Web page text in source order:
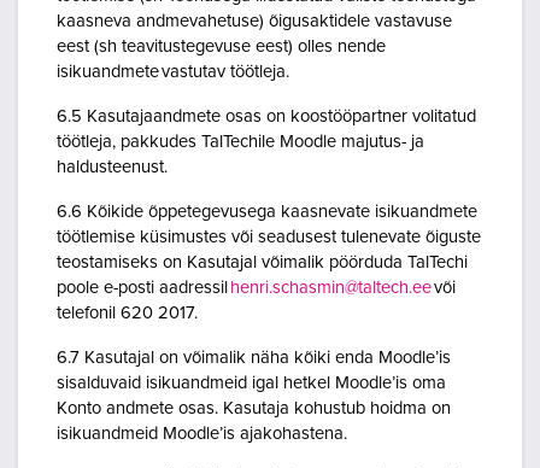
kaasneva andmevahetuse) õigusaktidele vastavuse
eest (sh teavitustegevuse eest) olles nende
isikuandmete vastutav töötleja.
6.5 Kasutajaandmete osas on koostööpartner volitatud
töötleja, pakkudes TalTechile Moodle majutus- ja
haldusteenust.
6.6 Kõikide õppetegevusega kaasnevate isikuandmete
töötlemise küsimustes või seadusest tulenevate õiguste
teostamiseks on Kasutajal võimalik pöörduda TalTechi
poole e-posti aadressil henri.schasmin@taltech.eevõi
telefonil 620 2017.
6.7 Kasutajal on võimalik näha kõiki enda Moodle’is
sisalduvaid isikuandmeid igal hetkel Moodle’is oma
Konto andmete osas. Kasutaja kohustub hoidma on
isikuandmeid Moodle’is ajakohastena.